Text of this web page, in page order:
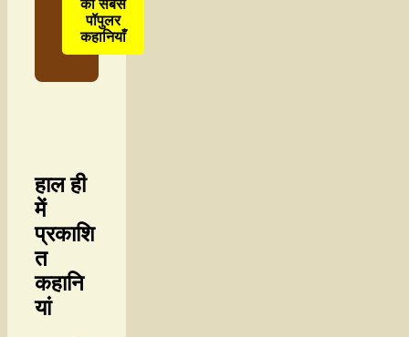
की सबसे
पॉपुलर
कहानियाँ
हाल ही
में
प्रकाशि
त
कहानि
यां